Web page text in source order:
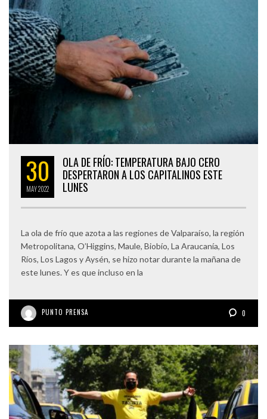
30
MAY2022
OLA DE FRÍO: TEMPERATURA BAJO CERO
DESPERTARON A LOS CAPITALINOS ESTE
LUNES
La ola de frío que azota a las regiones de Valparaíso, la región
Metropolitana, O’Higgins, Maule, Biobío, La Araucanía, Los
Ríos, Los Lagos y Aysén, se hizo notar durante la mañana de
este lunes. Y es que incluso en la
PUNTO PRENSA 0